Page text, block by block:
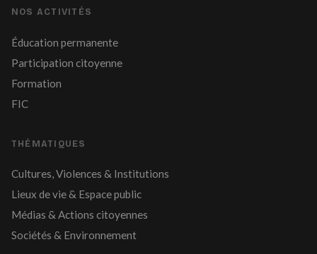
NOS ACTIVITÉS
Éducation permanente
Participation citoyenne
Formation
FIC
THÉMATIQUES
Cultures, Violences & Institutions
Lieux de vie & Espace public
Médias & Actions citoyennes
Sociétés & Environnement